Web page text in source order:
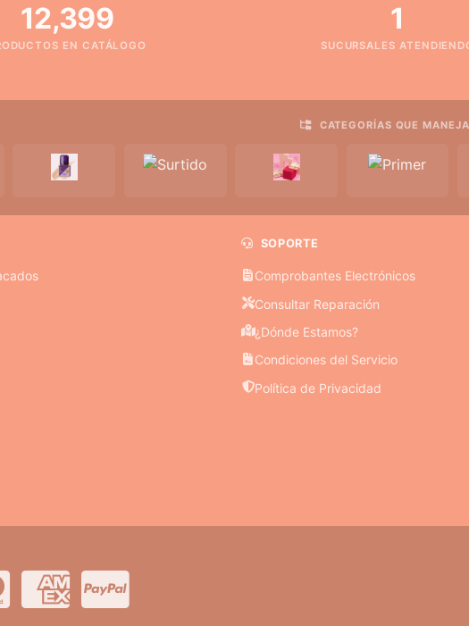
12,399
EN CATÁLOGO
1
SUCURSALES
CATEGORÍAS QUE
SOPORTE
Comprobantes Electrónicos
Consultar Reparación
¿Dónde Estamos?
Condiciones del Servicio
Política de Privacidad
MasterCardAmerican Express